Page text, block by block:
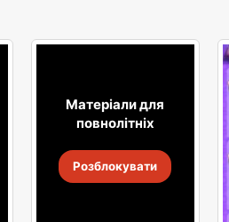
Матеріали для
повнолітніх
Розблокувати